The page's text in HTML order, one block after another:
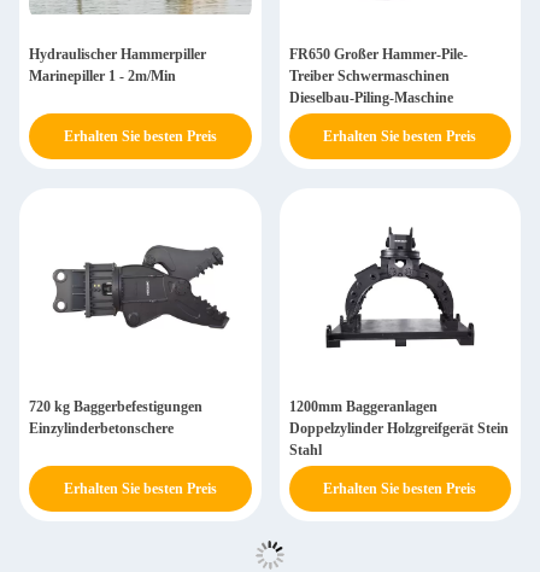
Hydraulischer Hammerpiller
Marinepiller 1 - 2m/Min
Erhalten Sie besten Preis
FR650 Großer Hammer-Pile-
Treiber Schwermaschinen
Dieselbau-Piling-Maschine
Erhalten Sie besten Preis
720 kg Baggerbefestigungen
Einzylinderbetonschere
Erhalten Sie besten Preis
1200mm Baggeranlagen
Doppelzylinder Holzgreifgerät Stein
Stahl
Erhalten Sie besten Preis